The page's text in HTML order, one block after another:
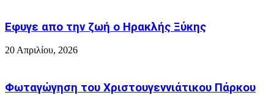
της
Αφρικής)
Φωτογραφιες
Εφυγε απο την ζωή o Ηρακλής Ξύκης
20 Απριλίου, 2026
Φωταγώγηση του Χριστουγεννιάτικου Πάρκου